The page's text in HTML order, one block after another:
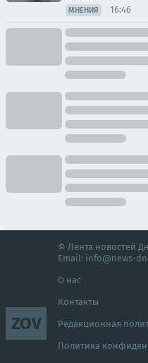
МНЕНИЯ 16:46
ZOV
© Лента новостей
Email: info@news-
О нас
Контакты
Редакционная
Политика